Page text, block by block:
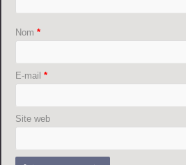
Nom*
E-mail*
Site web